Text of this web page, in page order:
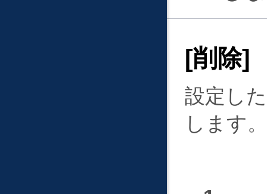
削除
設定し
します。